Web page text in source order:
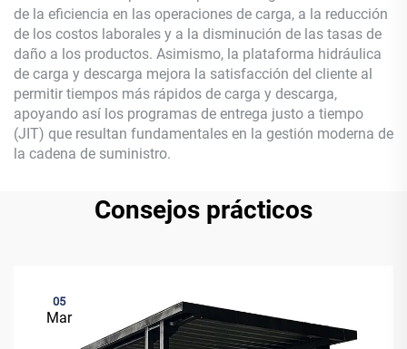
de la eficiencia en las operaciones de carga, a la reducción
de los costos laborales y a la disminución de las tasas de
daño a los productos. Asimismo, la plataforma hidráulica
de carga y descarga mejora la satisfacción del cliente al
permitir tiempos más rápidos de carga y descarga,
apoyando así los programas de entrega justo a tiempo
(JIT) que resultan fundamentales en la gestión moderna de
la cadena de suministro.
Consejos prácticos
05
Mar